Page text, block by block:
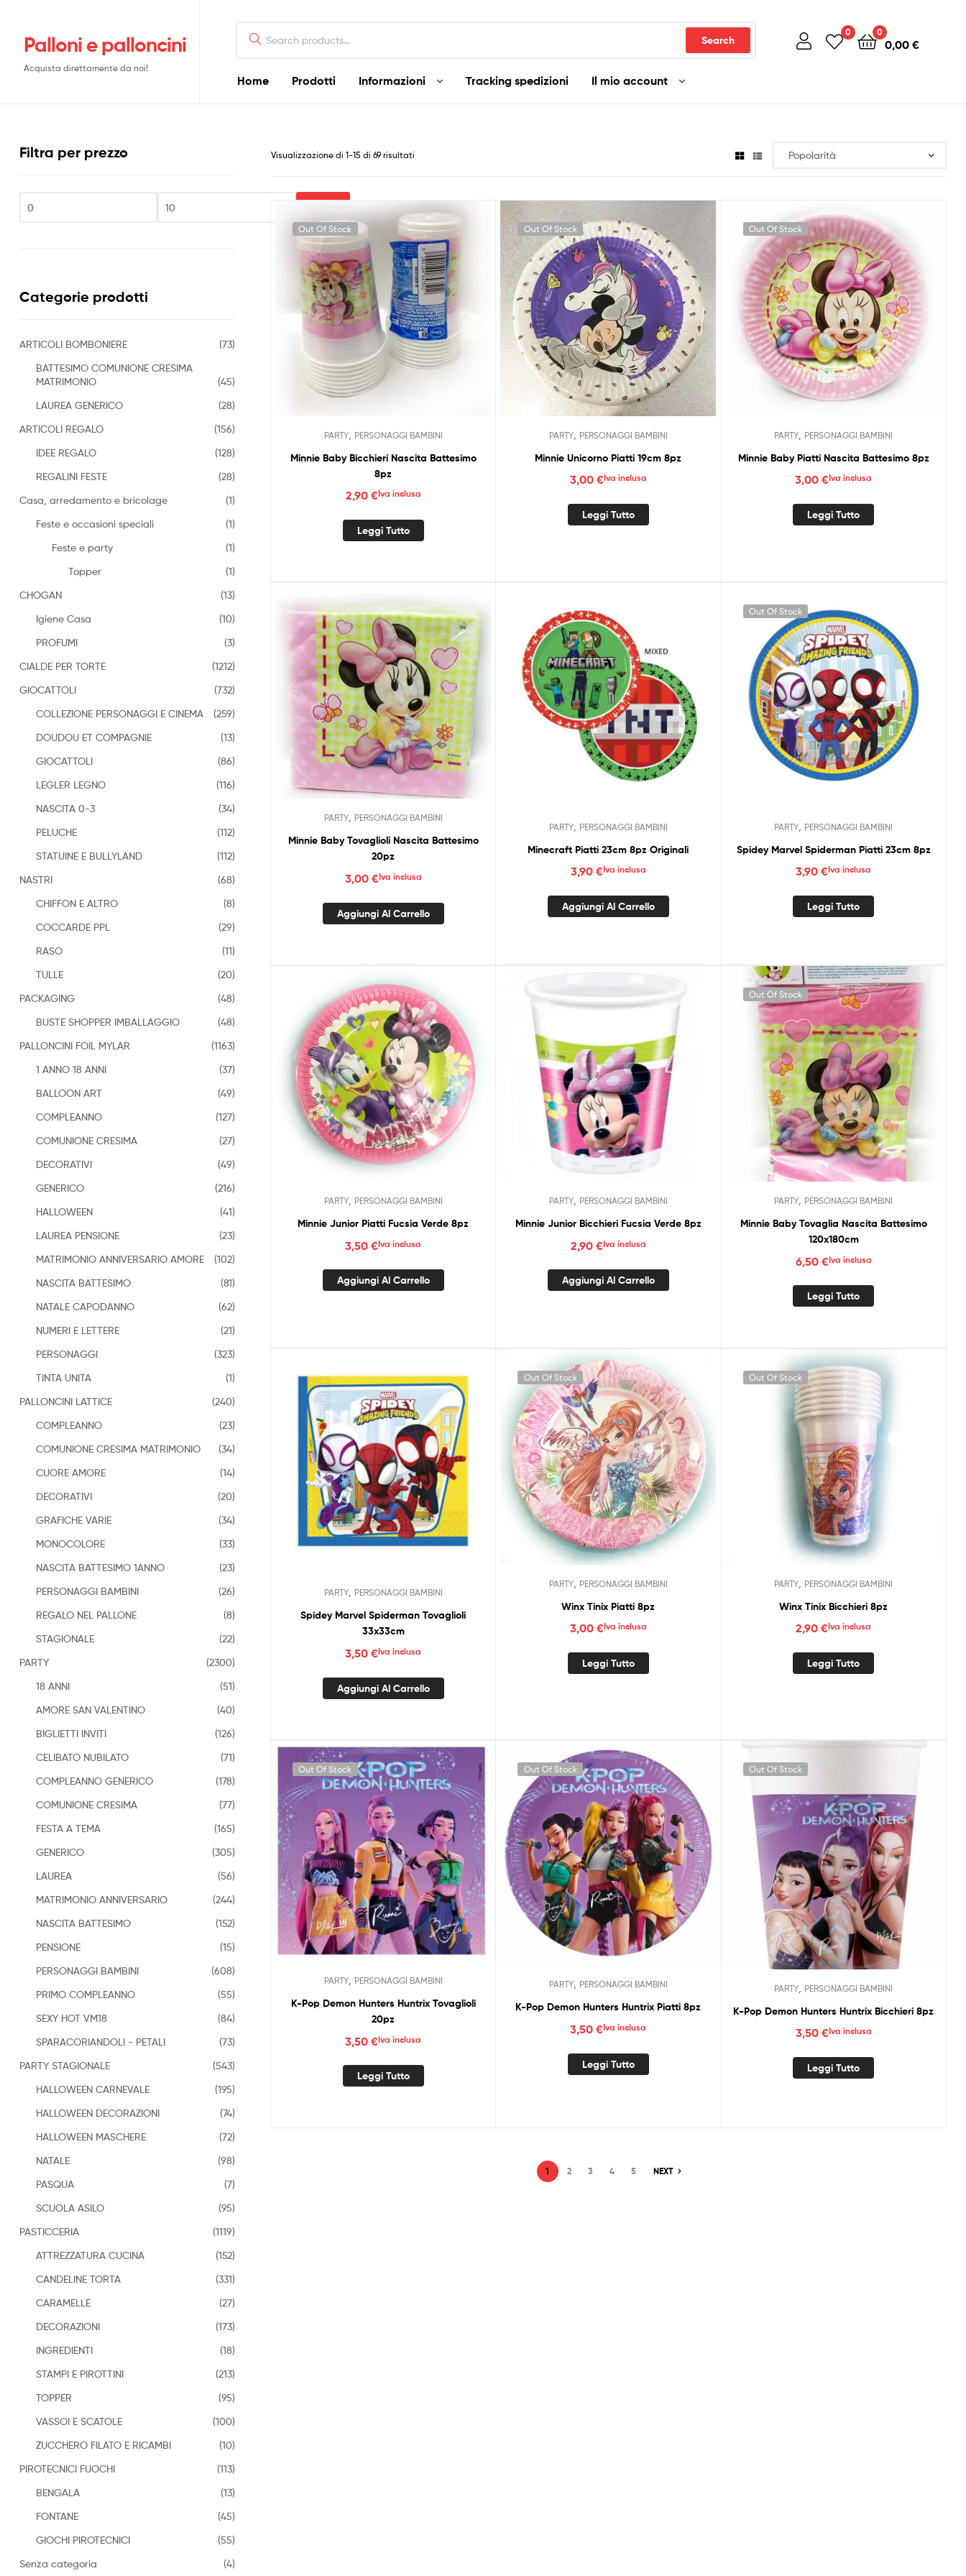
Palloni e palloncini
Acquista direttamente da noi!
for:
Search
0 0
0,00 €
Home Prodotti Informazioni Tracking spedizioni Il mio account
Visualizzazione di 1-15 di 69 risultati
Out Of Stock
PARTY, PERSONAGGI BAMBINI
Minnie Baby Bicchieri Nascita Battesimo
8pz
2,90 €Iva inclusa
Leggi Tutto
Out Of Stock
PARTY, PERSONAGGI BAMBINI
Minnie Unicorno Piatti 19cm 8pz
3,00 €Iva inclusa
Leggi Tutto
Out Of Stock
PARTY PERSONAGGI BAMBINI
Minnie Baby Piatti Nascita Battesimo 8pz
3,00€Iva inclusa
Leggi Tutto
PARTY, PERSONAGGI BAMBINI
Minnie Baby Tovaglioli Nascita Battesimo
20pz
3,00 €Iva inclusa
Aggiungi Al Carrello
PARTY, PERSONAGGI BAMBINI
Minecraft Piatti 23cm 8pz Originali
3,90 €Iva inclusa
Aggiungi Al Carrello
Out Of Stock
PARTY PERSONAGGI BAMBINI
Spidey Marvel Spiderman Piatti 23cm 8pz
3,90€Iva inclusa
Leggi Tutto
PARTY, PERSONAGGI BAMBINI
Minnie Junior Piatti Fucsia Verde 8pz
3,50€Iva inclusa
Aggiungi Al Carrello
PARTY, PERSONAGGI BAMBINI
Minnie Junior Bicchieri Fucsia Verde 8pz
2,90 €Iva inclusa
Aggiungi Al Carrello
Out Of Stock
PARTY PERSONAGGI BAMBINI
Minnie Baby Tovaglia Nascita Battesimo
120x180cm
6,50 €Iva inclusa
Leggi Tutto
PARTY, PERSONAGGI BAMBINI
Spidey Marvel Spiderman Tovaglioli
33x33cm
3,50€Iva inclusa
Aggiungi Al Carrello
Out Of Stock
PARTY, PERSONAGGI BAMBINI
Winx Tinix Piatti 8pz
3,00 €Iva inclusa
Leggi Tutto
Out Of Stock
PARTY PERSONAGGI BAMBINI
Winx Tinix Bicchieri 8pz
2,90€Iva inclusa
Leggi Tutto
Out Of Stock
PARTY, PERSONAGGI BAMBINI
K-Pop Demon Hunters Huntrix Tovaglioli
20pz
3,50€Iva inclusa
Leggi Tutto
Out Of Stock
PARTY, PERSONAGGI BAMBINI
K-Pop Demon Hunters Huntrix Piatti 8pz
3,50€Iva inclusa
Leggi Tutto
Out Of Stock
PARTY PERSONAGGI BAMBINI
K-Pop Demon Hunters Huntrix Bicchieri 8pz
3,50 €Iva inclusa
Leggi Tutto
1 2 3 4 5 NEXT
Filtra per prezzo
Categorie prodotti
ARTICOLI BOMBONIERE
(73)
BATTESIMO COMUNIONE CRESIMA
MATRIMONIO
(45)
LAUREA GENERICO
(28)
ARTICOLI REGALO
(156)
IDEE REGALO
(128)
REGALINI FESTE
(28)
Casa, arredamento e bricolage
(1)
Feste e occasioni speciali
(1)
Feste e party
(1)
Topper
(1)
CHOGAN
(13)
Igiene Casa
(10)
PROFUMI
(3)
CIALDE PER TORTE
(1212)
GIOCATTOLI
(732)
COLLEZIONE PERSONAGGI E CINEMA
(259)
DOUDOU ET COMPAGNIE
(13)
GIOCATTOLI
(86)
LEGLER LEGNO
(116)
NASCITA 0-3
(34)
PELUCHE
(112)
STATUINE E BULLYLAND
(112)
NASTRI
(68)
CHIFFON E ALTRO
(8)
COCCARDE PPL
(29)
RASO
(11)
TULLE
(20)
PACKAGING
(48)
BUSTE SHOPPER IMBALLAGGIO
(48)
PALLONCINI FOIL MYLAR
(1163)
1 ANNO 18 ANNI
(37)
BALLOON ART
(49)
COMPLEANNO
(127)
COMUNIONE CRESIMA
(27)
DECORATIVI
(49)
GENERICO
(216)
HALLOWEEN
(41)
LAUREA PENSIONE
(23)
MATRIMONIO ANNIVERSARIO AMORE
(102)
NASCITA BATTESIMO
(81)
NATALE CAPODANNO
(62)
NUMERI E LETTERE
(21)
PERSONAGGI
(323)
TINTA UNITA
(1)
PALLONCINI LATTICE
(240)
COMPLEANNO
(23)
COMUNIONE CRESIMA MATRIMONIO
(34)
CUORE AMORE
(14)
DECORATIVI
(20)
GRAFICHE VARIE
(34)
MONOCOLORE
(33)
NASCITA BATTESIMO 1ANNO
(23)
PERSONAGGI BAMBINI
(26)
REGALO NEL PALLONE
(8)
STAGIONALE
(22)
PARTY
(2300)
18 ANNI
(51)
AMORE SAN VALENTINO
(40)
BIGLIETTI INVITI
(126)
CELIBATO NUBILATO
(71)
COMPLEANNO GENERICO
(178)
COMUNIONE CRESIMA
(77)
FESTA A TEMA
(165)
GENERICO
(305)
LAUREA
(56)
MATRIMONIO ANNIVERSARIO
(244)
NASCITA BATTESIMO
(152)
PENSIONE
(15)
PERSONAGGI BAMBINI
(608)
PRIMO COMPLEANNO
(55)
SEXY HOT VM18
(84)
SPARACORIANDOLI - PETALI
(73)
PARTY STAGIONALE
(543)
HALLOWEEN CARNEVALE
(195)
HALLOWEEN DECORAZIONI
(74)
HALLOWEEN MASCHERE
(72)
NATALE
(98)
PASQUA
(7)
SCUOLA ASILO
(95)
PASTICCERIA
(1119)
ATTREZZATURA CUCINA
(152)
CANDELINE TORTA
(331)
CARAMELLE
(27)
DECORAZIONI
(173)
INGREDIENTI
(18)
STAMPI E PIROTTINI
(213)
TOPPER
(95)
VASSOI E SCATOLE
(100)
ZUCCHERO FILATO E RICAMBI
(10)
PIROTECNICI FUOCHI
(113)
BENGALA
(13)
FONTANE
(45)
GIOCHI PIROTECNICI
(55)
Senza categoria
(4)